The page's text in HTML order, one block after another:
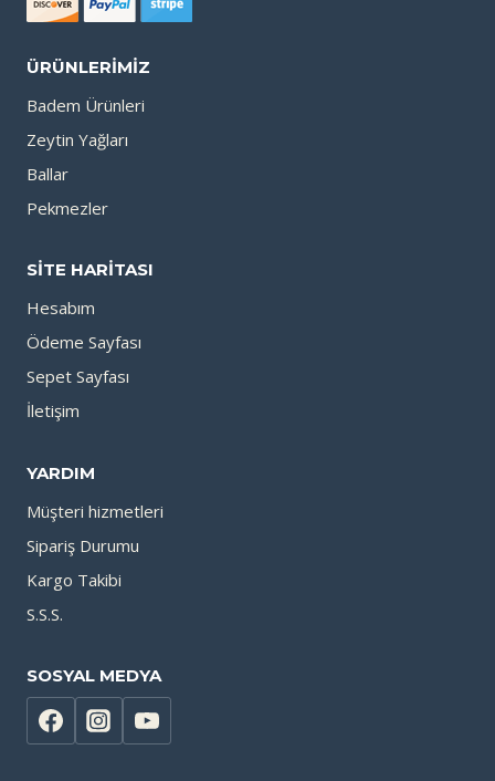
ÜRÜNLERIMIZ
Badem Ürünleri
Zeytin Yağları
Ballar
Pekmezler
SITE HARITASI
Hesabım
Ödeme Sayfası
Sepet Sayfası
İletişim
YARDIM
Müşteri hizmetleri
Sipariş Durumu
Kargo Takibi
S.S.S.
SOSYAL MEDYA